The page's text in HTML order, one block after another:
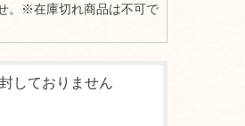
。※在庫切れ商品は不可で
しておりません